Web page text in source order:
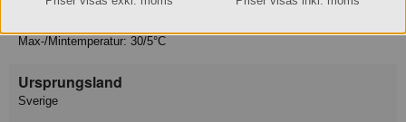
Max-/Mintemperatur: 30/5°C
Ursprungsland
Sverige